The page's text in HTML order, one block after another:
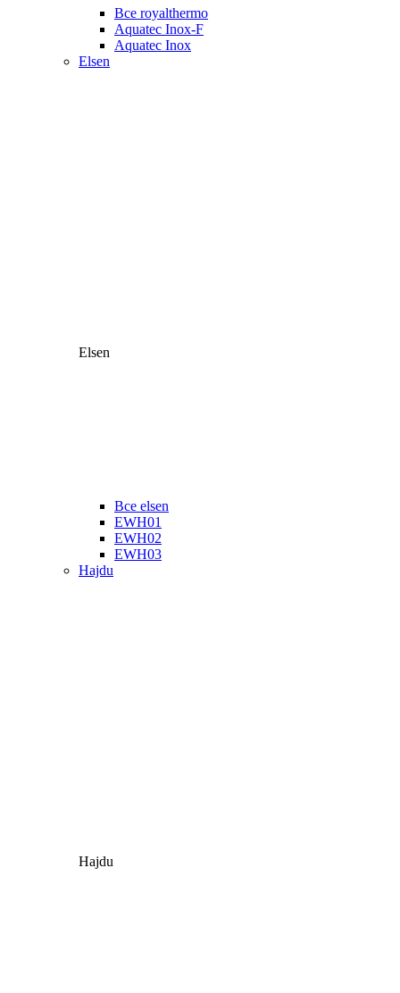
Все royalthermo
Aquatec Inox-F
Aquatec Inox
Elsen
Elsen
Все elsen
EWH01
EWH02
EWH03
Hajdu
Hajdu